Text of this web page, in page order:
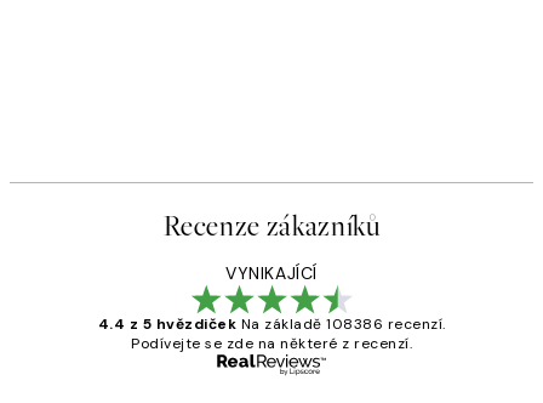
Recenze zákazníků
VYNIKAJÍCÍ
4.4 z 5 hvězdiček Na základě 108386 recenzí.
Podívejte se zde na některé z recenzí.